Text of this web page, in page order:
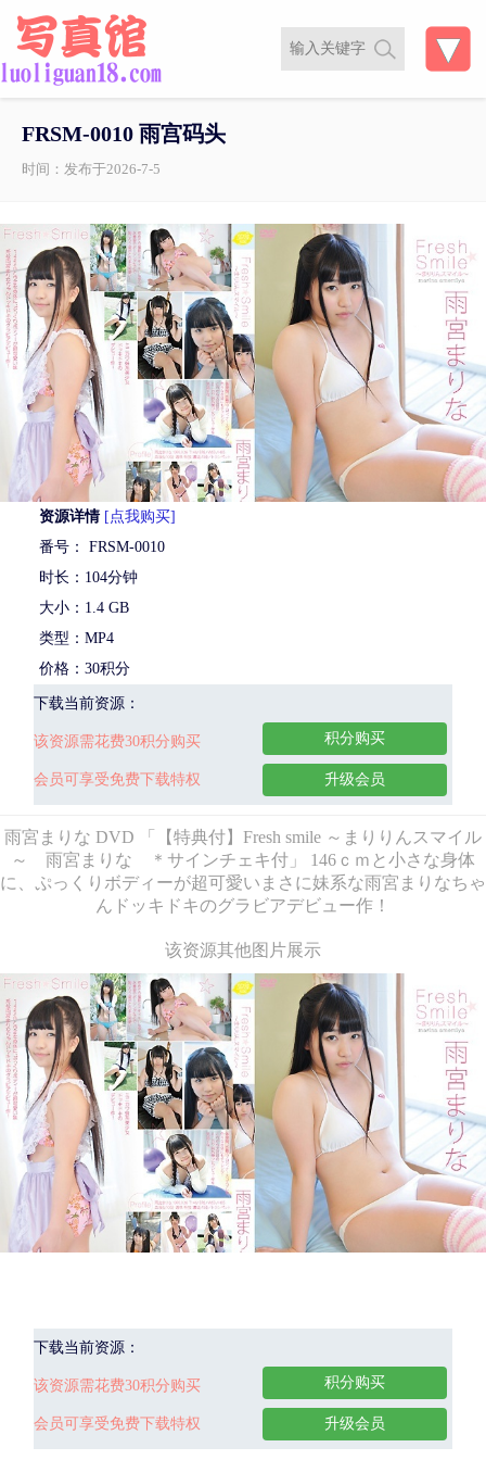
FRSM-0010 雨宫码头
时间：发布于2026-7-5
资源详情 [点我购买]
番号： FRSM-0010
时长：104分钟
大小：1.4 GB
类型：MP4
价格：30积分
下载当前资源：
该资源需花费30积分购买
会员可享受免费下载特权
积分购买
升级会员
雨宮まりな DVD 「【特典付】Fresh smile ～まりりんスマイル
～ 雨宮まりな ＊サインチェキ付」 146ｃｍと小さな身体
に、ぷっくりボディーが超可愛いまさに妹系な雨宮まりなちゃ
んドッキドキのグラビアデビュー作！
该资源其他图片展示
下载当前资源：
该资源需花费30积分购买
会员可享受免费下载特权
积分购买
升级会员